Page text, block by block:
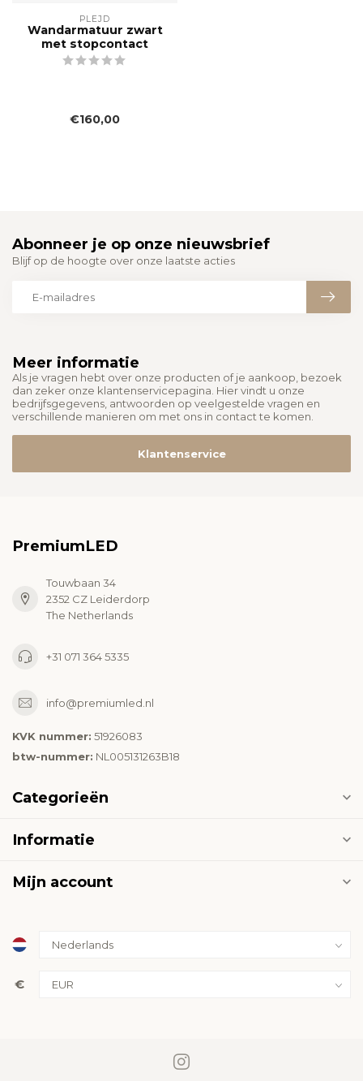
PLEJD
Wandarmatuur zwart
met stopcontact
€160,00
Meer informatie
Als je vragen hebt over onze producten of je aankoop, bezoek
dan zeker onze klantenservicepagina. Hier vindt u onze
bedrijfsgegevens, antwoorden op veelgestelde vragen en
verschillende manieren om met ons in contact te komen.
Klantenservice
Abonneer je op onze nieuwsbrief
Blijf op de hoogte over onze laatste acties
PremiumLED
Touwbaan 34
2352 CZ Leiderdorp
The Netherlands
+31 071 364 5335
info@premiumled.nl
KVK nummer: 51926083
btw-nummer: NL005131263B18
Categorieën
Informatie
Mijn account
€